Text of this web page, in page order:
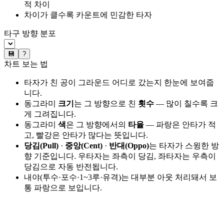
적 차이
차이가 클수록 카운트에 민감한 타자
타구 방향 분포
💾 ?
차트 보는 법
타자가 친 공이 그라운드 어디로 갔는지 한눈에 보여줍
니다.
동그라미 크기 는 그 방향으로 친 횟수 — 많이 칠수록 크
게 그려집니다.
동그라미 색은 그 방향에서의 타율 — 파랑은 안타가 적
고, 빨강은 안타가 많다는 뜻입니다.
당김(Pull) · 중앙(Cent) · 반대(Oppo)는 타자가 스윙한 방
향 기준입니다. 우타자는 좌측이 당김, 좌타자는 우측이
당김으로 자동 반전됩니다.
내야(투수·포수·1~3루·유격)는 대부분 아웃 처리돼서 보
통 파랑으로 보입니다.